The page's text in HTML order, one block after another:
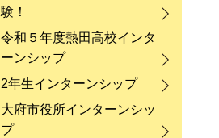
験！
令和５年度熱田高校インタ
ーンシップ
2年生インターンシップ
大府市役所インターンシッ
プ